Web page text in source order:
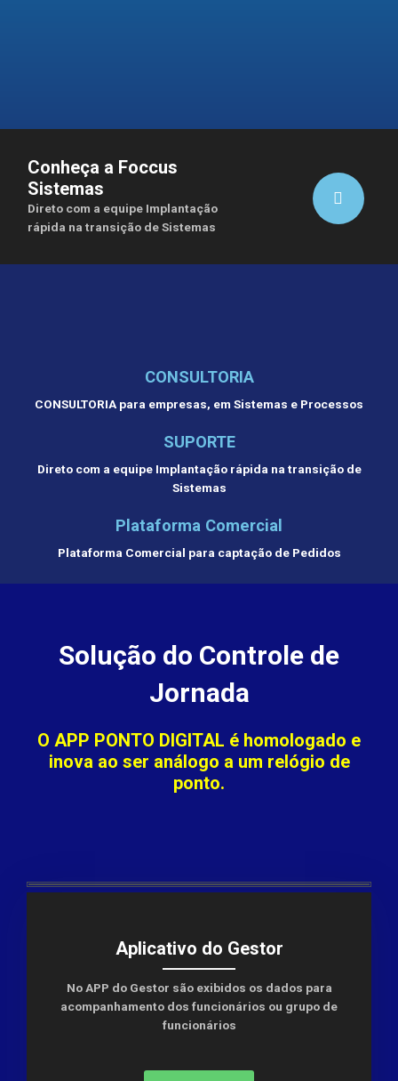
Conheça a Foccus
Sistemas
Direto com a equipe Implantação
rápida na transição de Sistemas
CONSULTORIA
CONSULTORIA para empresas, em Sistemas e Processos
SUPORTE
Direto com a equipe Implantação rápida na transição de
Sistemas
Plataforma Comercial
Plataforma Comercial para captação de Pedidos
Solução do Controle de
Jornada
O APP PONTO DIGITAL é homologado e
inova ao ser análogo a um relógio de
ponto.
Aplicativo do Gestor
No APP do Gestor são exibidos os dados para
acompanhamento dos funcionários ou grupo de
funcionários